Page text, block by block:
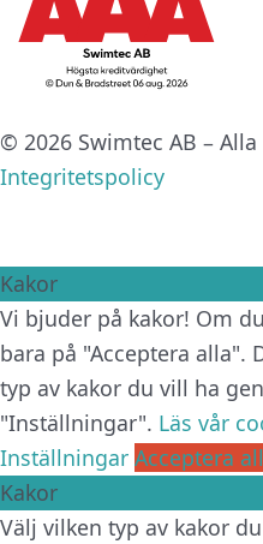
© 2026 Swimtec AB –
Integritetspolicy
Kakor
Vi bjuder på kakor! Om
bara på "Acceptera alla".
typ av kakor du vill ha
"Inställningar". Läs vår
Inställningar Acceptera
Kakor
Välj vilken typ av kakor